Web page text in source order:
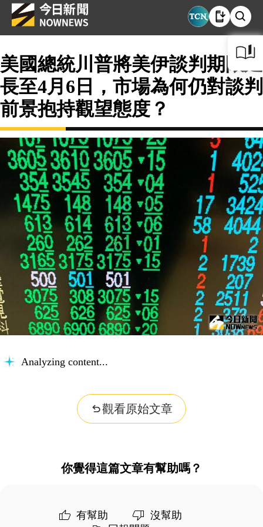
美國總統川普將美伊談判期限延
長至4月6日，市場為何仍對談判
前景抱持觀望態度？
Analyzing content...
觀看原始文章
你覺得這篇文章有幫助嗎？
有幫助
沒幫助